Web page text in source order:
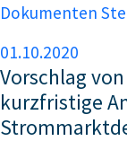
Dokumenten
01.10.2020
Vorschlag
kurzfristige